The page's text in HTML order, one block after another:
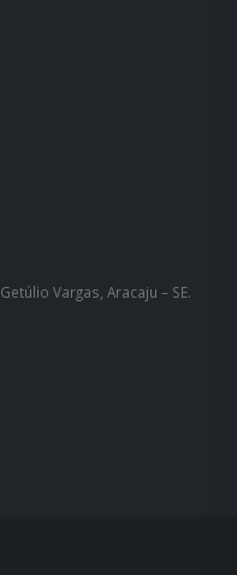
Vargas, Aracaju – SE.